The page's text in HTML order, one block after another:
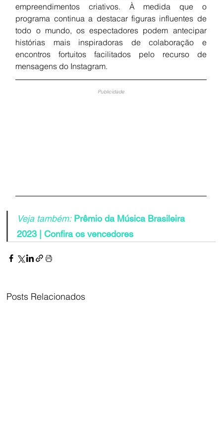
empreendimentos criativos. À medida que o
programa continua a destacar figuras influentes de
todo o mundo, os espectadores podem antecipar
histórias mais inspiradoras de colaboração e
encontros fortuitos facilitados pelo recurso de
mensagens do Instagram.
Publicidade
Veja também: Prêmio da Música Brasileira
2023 | Confira os vencedores
Posts Relacionados